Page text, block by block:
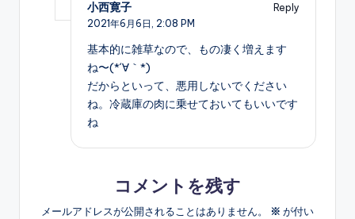
小西寛子
Reply
2021年6月6日, 2:08 PM
基本的に雑草なので、もの凄く増えます
ね〜(*´∀｀*)
だからといって、悪用しないでください
ね。冷蔵庫の肉に乗せておいてもいいです
ね
コメントを残す
メールアドレスが公開されることはありません。 ※ が付い